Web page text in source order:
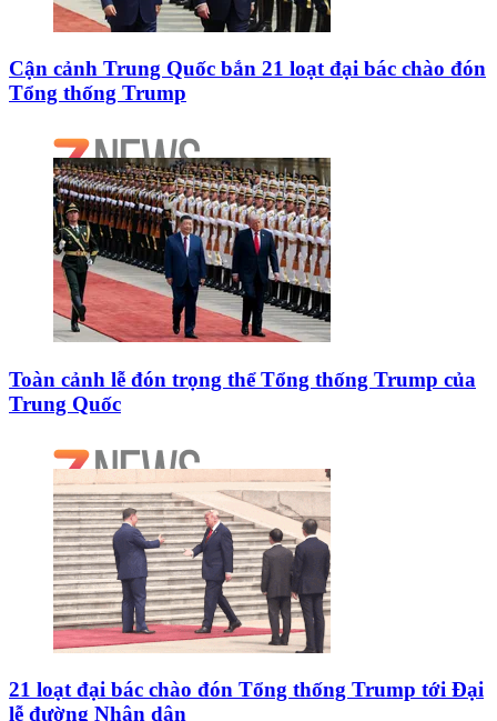
Cận cảnh Trung Quốc bắn 21 loạt đại bác chào đón
Tổng thống Trump
Toàn cảnh lễ đón trọng thể Tổng thống Trump của
Trung Quốc
21 loạt đại bác chào đón Tổng thống Trump tới Đại
lễ đường Nhân dân